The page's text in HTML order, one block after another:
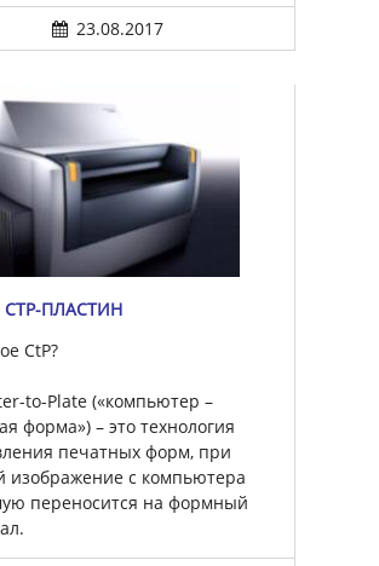
23.08.2017
ПЛАСТИН
CtP?
to-Plate («компьютер –
форма») – это технология
печатных форм, при
изображение с компьютера
переносится на формный